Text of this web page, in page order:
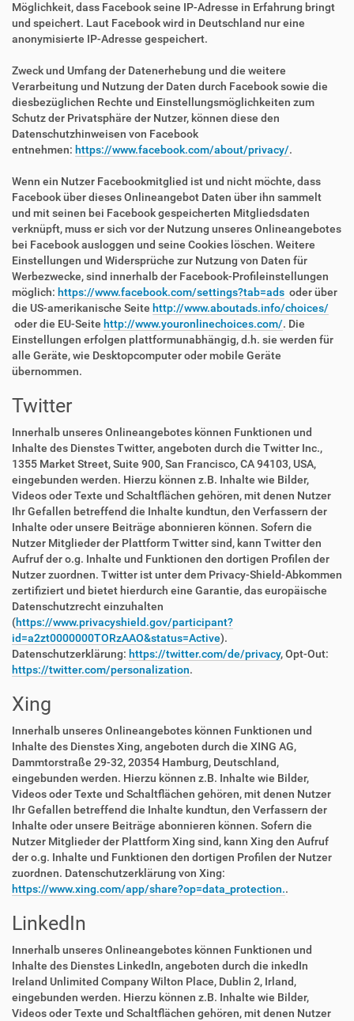
Möglichkeit, dass Facebook seine IP-Adresse in Erfahrung bringt
und speichert. Laut Facebook wird in Deutschland nur eine
anonymisierte IP-Adresse gespeichert.
Zweck und Umfang der Datenerhebung und die weitere
Verarbeitung und Nutzung der Daten durch Facebook sowie die
diesbezüglichen Rechte und Einstellungsmöglichkeiten zum
Schutz der Privatsphäre der Nutzer, können diese den
Datenschutzhinweisen von Facebook
entnehmen: https://www.facebook.com/about/privacy/.
Wenn ein Nutzer Facebookmitglied ist und nicht möchte, dass
Facebook über dieses Onlineangebot Daten über ihn sammelt
und mit seinen bei Facebook gespeicherten Mitgliedsdaten
verknüpft, muss er sich vor der Nutzung unseres Onlineangebotes
bei Facebook ausloggen und seine Cookies löschen. Weitere
Einstellungen und Widersprüche zur Nutzung von Daten für
Werbezwecke, sind innerhalb der Facebook-Profileinstellungen
möglich: https://www.facebook.com/settings?tab=ads oder über
die US-amerikanische Seite http://www.aboutads.info/choices/
oder die EU-Seite http://www.youronlinechoices.com/. Die
Einstellungen erfolgen plattformunabhängig, d.h. sie werden für
alle Geräte, wie Desktopcomputer oder mobile Geräte
übernommen.
Twitter
Innerhalb unseres Onlineangebotes können Funktionen und
Inhalte des Dienstes Twitter, angeboten durch die Twitter Inc.,
1355 Market Street, Suite 900, San Francisco, CA 94103, USA,
eingebunden werden. Hierzu können z.B. Inhalte wie Bilder,
Videos oder Texte und Schaltflächen gehören, mit denen Nutzer
Ihr Gefallen betreffend die Inhalte kundtun, den Verfassern der
Inhalte oder unsere Beiträge abonnieren können. Sofern die
Nutzer Mitglieder der Plattform Twitter sind, kann Twitter den
Aufruf der o.g. Inhalte und Funktionen den dortigen Profilen der
Nutzer zuordnen. Twitter ist unter dem Privacy-Shield-Abkommen
zertifiziert und bietet hierdurch eine Garantie, das europäische
Datenschutzrecht einzuhalten
(https://www.privacyshield.gov/participant?
id=a2zt0000000TORzAAO&status=Active).
Datenschutzerklärung: https://twitter.com/de/privacy, Opt-Out:
https://twitter.com/personalization.
Xing
Innerhalb unseres Onlineangebotes können Funktionen und
Inhalte des Dienstes Xing, angeboten durch die XING AG,
Dammtorstraße 29-32, 20354 Hamburg, Deutschland,
eingebunden werden. Hierzu können z.B. Inhalte wie Bilder,
Videos oder Texte und Schaltflächen gehören, mit denen Nutzer
Ihr Gefallen betreffend die Inhalte kundtun, den Verfassern der
Inhalte oder unsere Beiträge abonnieren können. Sofern die
Nutzer Mitglieder der Plattform Xing sind, kann Xing den Aufruf
der o.g. Inhalte und Funktionen den dortigen Profilen der Nutzer
zuordnen. Datenschutzerklärung von Xing:
https://www.xing.com/app/share?op=data_protection..
LinkedIn
Innerhalb unseres Onlineangebotes können Funktionen und
Inhalte des Dienstes LinkedIn, angeboten durch die inkedIn
Ireland Unlimited Company Wilton Place, Dublin 2, Irland,
eingebunden werden. Hierzu können z.B. Inhalte wie Bilder,
Videos oder Texte und Schaltflächen gehören, mit denen Nutzer